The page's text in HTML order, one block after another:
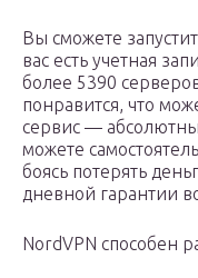
Вы сможете
вас есть учетная
более 5390
понравится, что
сервис —
можете
боясь потерять
дневной гарантии
NordVPN способен